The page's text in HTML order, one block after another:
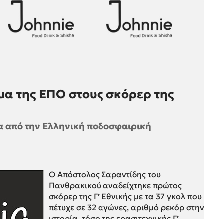
της ΕΠΟ στους σκόρερ της
την Ελληνική ποδοσφαιρική
Ο Απόστολος Σαραντίδης του
Πανθρακικού αναδείχτηκε πρώτος
σκόρερ της Γ’ Εθνικής με τα 37 γκολ που
πέτυχε σε 32 αγώνες, αριθμό ρεκόρ στην